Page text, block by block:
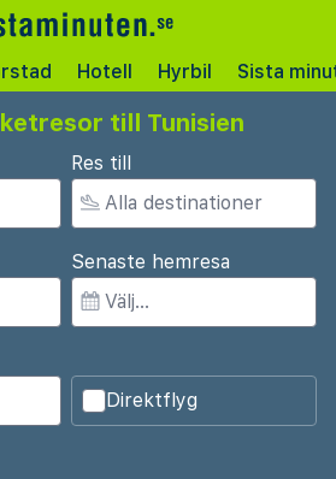
Hotell Hyrbil Sista
till Tunisien
Res till
Senaste hemresa
Direktflyg